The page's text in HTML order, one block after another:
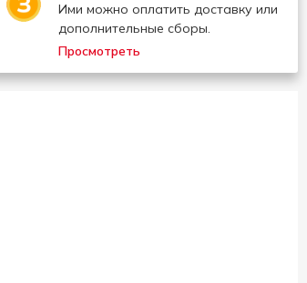
Ими можно оплатить доставку или
дополнительные сборы.
Просмотреть